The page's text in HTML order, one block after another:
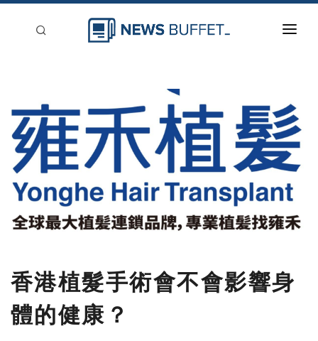
登入
刊登
香港植髮手術會不會影響身
體的健康？